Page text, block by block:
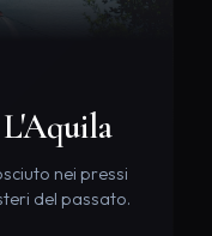
nei pressi
del passato.